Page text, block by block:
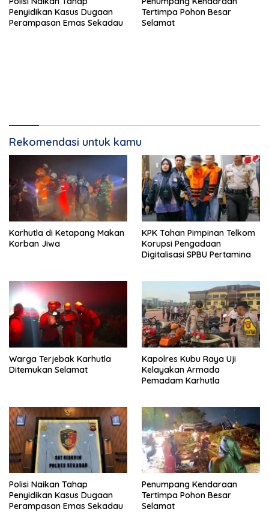
Penyidikan Kasus Dugaan
Perampasan Emas Sekadau
Tertimpa Pohon Besar
Selamat
Rekomendasi untuk kamu
Karhutla di Ketapang Makan
Korban Jiwa
KPK Tahan Pimpinan Telkom
Korupsi Pengadaan
Digitalisasi SPBU Pertamina
Warga Terjebak Karhutla
Ditemukan Selamat
Kapolres Kubu Raya Uji
Kelayakan Armada
Pemadam Karhutla
Polisi Naikan Tahap
Penyidikan Kasus Dugaan
Perampasan Emas Sekadau
Penumpang Kendaraan
Tertimpa Pohon Besar
Selamat